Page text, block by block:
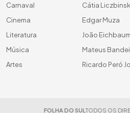
Carnaval
Cinema
Literatura
Música
Artes
Cátia
Edgar Muza
João Eichbaum
Mateus
Ricardo Peró
FOLHA DO SUL TODOS OS